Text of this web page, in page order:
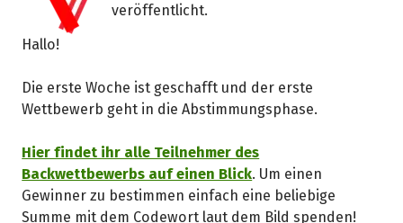
veröffentlicht.
Hallo!
Die erste Woche ist geschafft und der erste
Wettbewerb geht in die Abstimmungsphase.
Hier findet ihr alle Teilnehmer des
Backwettbewerbs auf einen Blick. Um einen
Gewinner zu bestimmen einfach eine beliebige
Summe mit dem Codewort laut dem Bild spenden!